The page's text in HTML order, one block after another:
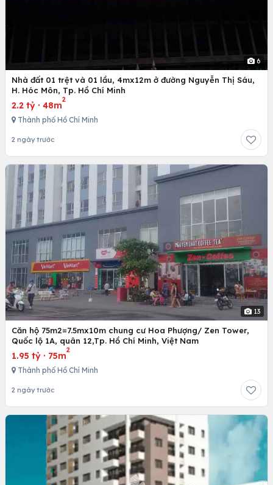
6
Nhà đất 01 trệt và 01 lầu, 4mx12m ở đường Nguyễn Thị Sáu,
H. Hóc Môn, Tp. Hồ Chí Minh
2.2 tỷ · 48m
2
Thành phố Hồ Chí Minh
2 ngày trước
13
Căn hộ 75m2=7.5mx10m chung cư Hoa Phượng/ Zen Tower,
Quốc lộ 1A, quân 12,Tp. Hồ Chí Minh, Việt Nam
1.95 tỷ · 75m
2
Thành phố Hồ Chí Minh
2 ngày trước